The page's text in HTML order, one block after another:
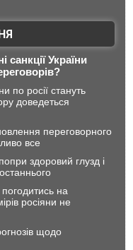
України
по росії стануть
доведеться
переговорного
все
здоровий глузд і
на
росіяни не
щодо